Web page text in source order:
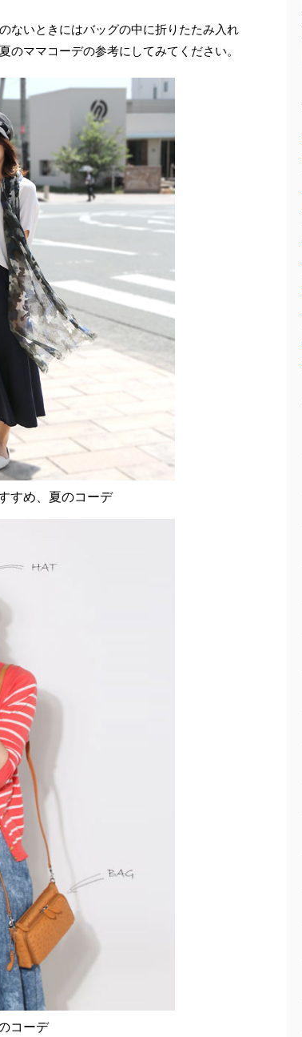
ないときにはバッグの中に折りたたみ入れ
ママコーデの参考にしてみてください。
すめ、夏のコーデ
コーデ